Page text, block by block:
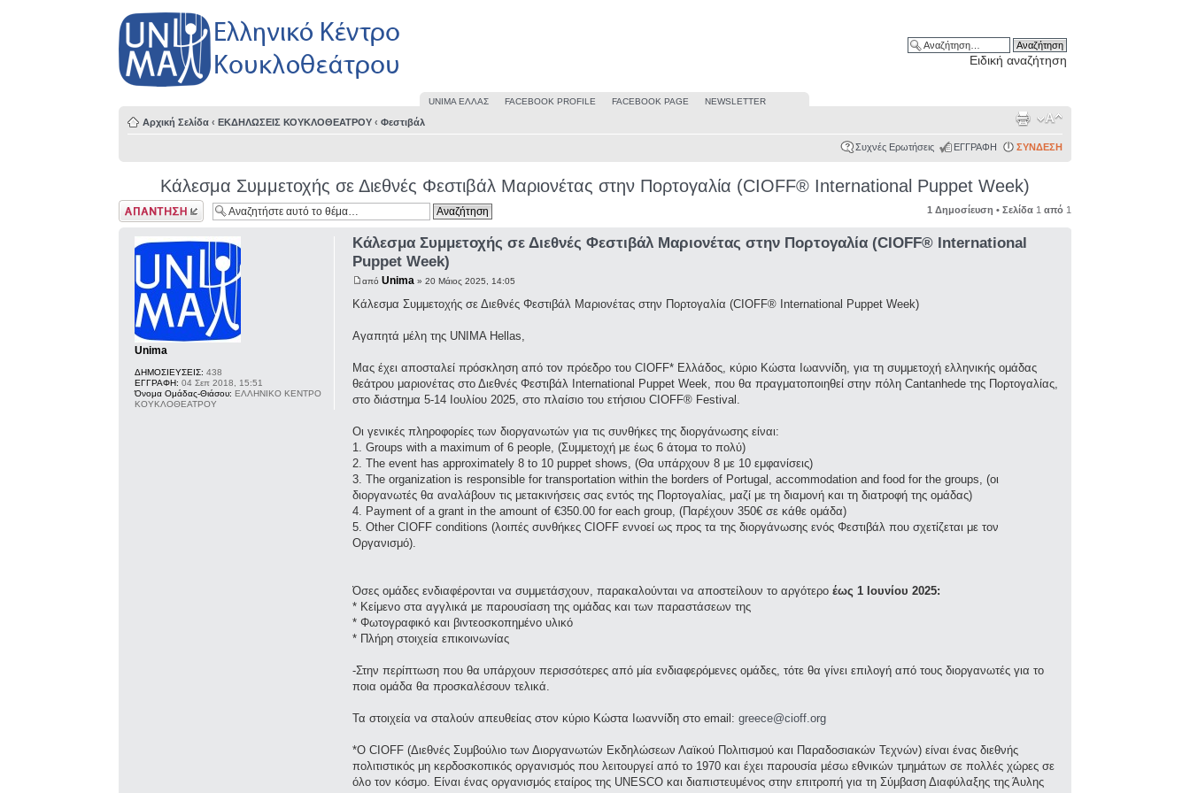
Ειδική αναζήτηση
UΝΙΜΑ ΕΛΛΑΣ FACEBOOK PROFILE FACEBOOK PAGE NEWSLETTER
Αρχική Σελίδα ‹ ΕΚΔΗΛΩΣΕΙΣ ΚΟΥΚΛΟΘΕΑΤΡΟΥ ‹ Φεστιβάλ
Συχνές Ερωτήσεις ΕΓΓΡΑΦΗ ΣΥΝΔΕΣΗ
Κάλεσμα Συμμετοχής σε Διεθνές Φεστιβάλ Μαριονέτας στην Πορτογαλία (CIOFF® International Puppet Week)
Δημιουργία
απάντησης
1 Δημοσίευση • Σελίδα 1 από 1
Κάλεσμα Συμμετοχής σε Διεθνές Φεστιβάλ Μαριονέτας στην Πορτογαλία (CIOFF® International
Puppet Week)
από Unima » 20 Μάιος 2025, 14:05
Κάλεσμα Συμμετοχής σε Διεθνές Φεστιβάλ Μαριονέτας στην Πορτογαλία (CIOFF® International Puppet Week)
Αγαπητά μέλη της UNIMA Hellas,
Μας έχει αποσταλεί πρόσκληση από τον πρόεδρο του CIOFF* Ελλάδος, κύριο Κώστα Ιωαννίδη, για τη συμμετοχή ελληνικής ομάδας
θεάτρου μαριονέτας στο Διεθνές Φεστιβάλ International Puppet Week, που θα πραγματοποιηθεί στην πόλη Cantanhede της Πορτογαλίας,
στο διάστημα 5-14 Ιουλίου 2025, στο πλαίσιο του ετήσιου CIOFF® Festival.
Οι γενικές πληροφορίες των διοργανωτών για τις συνθήκες της διοργάνωσης είναι:
1. Groups with a maximum of 6 people, (Συμμετοχή με έως 6 άτομα το πολύ)
2. The event has approximately 8 to 10 puppet shows, (Θα υπάρχουν 8 με 10 εμφανίσεις)
3. The organization is responsible for transportation within the borders of Portugal, accommodation and food for the groups, (οι
διοργανωτές θα αναλάβουν τις μετακινήσεις σας εντός της Πορτογαλίας, μαζί με τη διαμονή και τη διατροφή της ομάδας)
4. Payment of a grant in the amount of €350.00 for each group, (Παρέχουν 350€ σε κάθε ομάδα)
5. Other CIOFF conditions (λοιπές συνθήκες CIOFF εννοεί ως προς τα της διοργάνωσης ενός Φεστιβάλ που σχετίζεται με τον
Οργανισμό).
Όσες ομάδες ενδιαφέρονται να συμμετάσχουν, παρακαλούνται να αποστείλουν το αργότερο έως 1 Ιουνίου 2025:
* Κείμενο στα αγγλικά με παρουσίαση της ομάδας και των παραστάσεων της
* Φωτογραφικό και βιντεοσκοπημένο υλικό
* Πλήρη στοιχεία επικοινωνίας
-Στην περίπτωση που θα υπάρχουν περισσότερες από μία ενδιαφερόμενες ομάδες, τότε θα γίνει επιλογή από τους διοργανωτές για το
ποια ομάδα θα προσκαλέσουν τελικά.
Τα στοιχεία να σταλούν απευθείας στον κύριο Κώστα Ιωαννίδη στο email: greece@cioff.org
*Ο CIOFF (Διεθνές Συμβούλιο των Διοργανωτών Εκδηλώσεων Λαϊκού Πολιτισμού και Παραδοσιακών Τεχνών) είναι ένας διεθνής
πολιτιστικός μη κερδοσκοπικός οργανισμός που λειτουργεί από το 1970 και έχει παρουσία μέσω εθνικών τμημάτων σε πολλές χώρες σε
όλο τον κόσμο. Είναι ένας οργανισμός εταίρος της UNESCO και διαπιστευμένος στην επιτροπή για τη Σύμβαση Διαφύλαξης της Άυλης
Unima
ΔΗΜΟΣΙΕΥΣΕΙΣ: 438
ΕΓΓΡΑΦΗ: 04 Σεπ 2018, 15:51
Όνομα Ομάδας-Θιάσου: ΕΛΛΗΝΙΚΟ ΚΕΝΤΡΟ
ΚΟΥΚΛΟΘΕΑΤΡΟΥ